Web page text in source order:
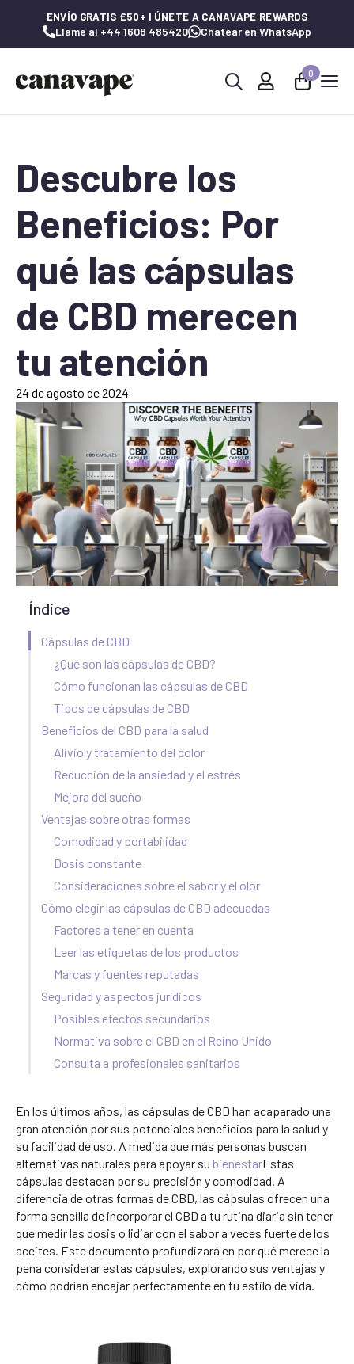
ENVÍO GRATIS £50+ | ÚNETE A CANAVAPE REWARDS
Llame al +44 1608 485420 Chatear en WhatsApp
0
Descubre los
Beneficios: Por
qué las cápsulas
de CBD merecen
tu atención
24 de agosto de 2024
Índice
Cápsulas de CBD
¿Qué son las cápsulas de CBD?
Cómo funcionan las cápsulas de CBD
Tipos de cápsulas de CBD
Beneficios del CBD para la salud
Alivio y tratamiento del dolor
Reducción de la ansiedad y el estrés
Mejora del sueño
Ventajas sobre otras formas
Comodidad y portabilidad
Dosis constante
Consideraciones sobre el sabor y el olor
Cómo elegir las cápsulas de CBD adecuadas
Factores a tener en cuenta
Leer las etiquetas de los productos
Marcas y fuentes reputadas
Seguridad y aspectos jurídicos
Posibles efectos secundarios
Normativa sobre el CBD en el Reino Unido
Consulta a profesionales sanitarios
En los últimos años, las cápsulas de CBD han acaparado una
gran atención por sus potenciales beneficios para la salud y
su facilidad de uso. A medida que más personas buscan
alternativas naturales para apoyar su bienestarEstas
cápsulas destacan por su precisión y comodidad. A
diferencia de otras formas de CBD, las cápsulas ofrecen una
forma sencilla de incorporar el CBD a tu rutina diaria sin tener
que medir las dosis o lidiar con el sabor a veces fuerte de los
aceites. Este documento profundizará en por qué merece la
pena considerar estas cápsulas, explorando sus ventajas y
cómo podrían encajar perfectamente en tu estilo de vida.